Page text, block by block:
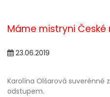
Máme mistryni České
23.06.2019
Karolína Olšarová suverénně
odstupem.